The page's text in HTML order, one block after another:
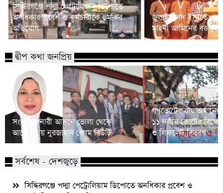
সিদ্ধিরগঞ্জে পদ্মা পেট্রোলিয়াম ডিপোতে
অনধিকার প্রবেশ ও কর্মচারীকে হুমকির
অভিযোগ
জুলাই সনদ ইস্যুতে
মাহদী আমিনের
দ্বীপ কথা জনপ্রিয়
সংরক্ষিত নারী আসনে ভোলা থেকে
আলোচনায় নুরজাহান বেগম বিউটি
গণভোটের রায়
১১ দলীয় জোটের
ও লিফলেট বিতরণ
সর্বশেষ - দেশজুড়ে
সিদ্ধিরগঞ্জে পদ্মা পেট্রোলিয়াম ডিপোতে অনধিকার প্রবেশ ও